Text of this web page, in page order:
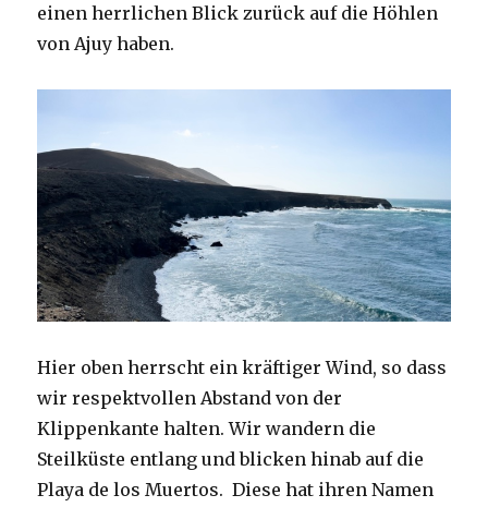
einen herrlichen Blick zurück auf die Höhlen
von Ajuy haben.
Hier oben herrscht ein kräftiger Wind, so dass
wir respektvollen Abstand von der
Klippenkante halten. Wir wandern die
Steilküste entlang und blicken hinab auf die
Playa de los Muertos. Diese hat ihren Namen